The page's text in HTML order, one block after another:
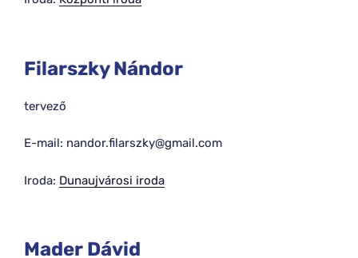
Filarszky Nándor
tervező
E-mail: nandor.filarszky@gmail.com
Iroda: Dunaujvárosi iroda
Mader Dávid